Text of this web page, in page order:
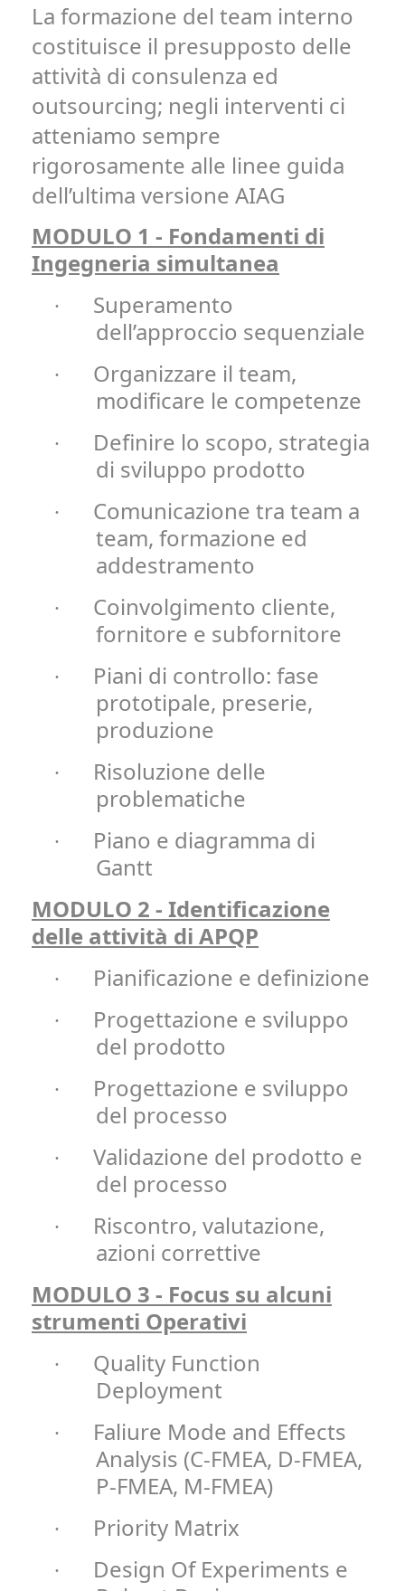
La formazione del team interno
costituisce il presupposto delle
attività di consulenza ed
outsourcing; negli interventi ci
atteniamo sempre
rigorosamente alle linee guida
dell’ultima versione AIAG
MODULO 1 - Fondamenti di
Ingegneria simultanea
·
Superamento
dell’approccio sequenziale
·
Organizzare il team,
modificare le competenze
·
Definire lo scopo, strategia
di sviluppo prodotto
·
Comunicazione tra team a
team, formazione ed
addestramento
·
Coinvolgimento cliente,
fornitore e subfornitore
·
Piani di controllo: fase
prototipale, preserie,
produzione
·
Risoluzione delle
problematiche
·
Piano e diagramma di
Gantt
MODULO 2 - Identificazione
delle attività di APQP
· Pianificazione e definizione
·
Progettazione e sviluppo
del prodotto
·
Progettazione e sviluppo
del processo
·
Validazione del prodotto e
del processo
·
Riscontro, valutazione,
azioni correttive
MODULO 3 - Focus su alcuni
strumenti Operativi
·
Quality Function
Deployment
·
Faliure Mode and Effects
Analysis (C-FMEA, D-FMEA,
P-FMEA, M-FMEA)
· Priority Matrix
·
Design Of Experiments e